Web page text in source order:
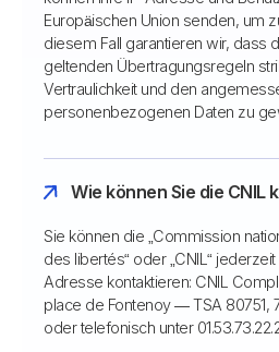
Europäischen Union senden, um
diesem Fall garantieren wir, dass
geltenden Übertragungsregeln
Vertraulichkeit und den
personenbezogenen Daten zu
Wie können Sie die CNIL
Sie können die „Commission
des libertés“ oder „CNIL“
Adresse kontaktieren: CNIL
place de Fontenoy — TSA 80751,
oder telefonisch unter